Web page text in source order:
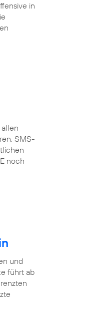
in
SMS-
noch
und
führt ab